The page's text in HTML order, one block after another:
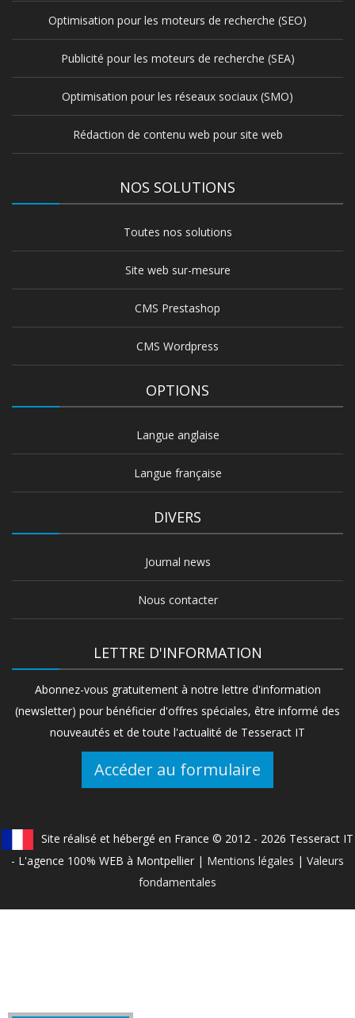
Optimisation pour les moteurs de recherche (SEO)
Publicité pour les moteurs de recherche (SEA)
Optimisation pour les réseaux sociaux (SMO)
Rédaction de contenu web pour site web
NOS SOLUTIONS
Toutes nos solutions
Site web sur-mesure
CMS Prestashop
CMS Wordpress
OPTIONS
Langue anglaise
Langue française
DIVERS
Journal news
Nous contacter
LETTRE D'INFORMATION
Abonnez-vous gratuitement à notre lettre d'information
(newsletter) pour bénéficier d'offres spéciales, être informé des
nouveautés et de toute l'actualité de Tesseract IT
Accéder au formulaire
Site réalisé et hébergé en France © 2012 - 2026 Tesseract IT
- L'agence 100% WEB à Montpellier | Mentions légales | Valeurs
fondamentales